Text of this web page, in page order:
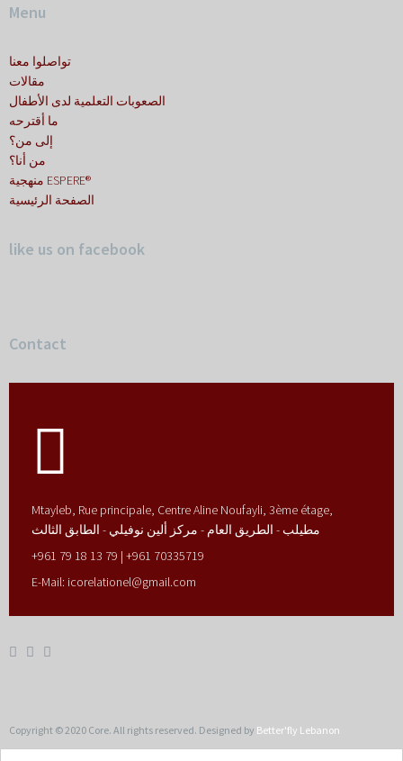
Menu
تواصلوا معنا
مقالات
الصعوبات التعلمية لدى الأطفال
ما أقترحه
إلى من؟
من أنا؟
منهجية ESPERE®
الصفحة الرئيسية
like us on facebook
Contact
Mtayleb, Rue principale, Centre Aline Noufayli, 3ème étage,
مطيلب - الطريق العام - مركز ألين نوفيلي - الطابق الثالث
+961 79 18 13 79 | +961 70335719
E-Mail: icorelationel@gmail.com
Copyright © 2020 Core. All rights reserved. Designed by Better'fly Lebanon